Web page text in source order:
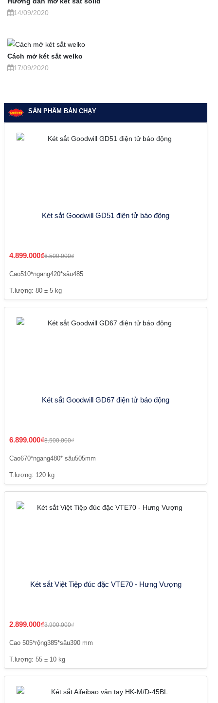
14/09/2020
Cách mở két sắt welko
17/09/2020
SẢN PHẨM BÁN CHẠY
Két sắt Goodwill GD51 điện tử báo động
4.899.000₫6.500.000₫
Cao510*ngang420*sâu485
T.lượng: 80 ± 5 kg
Két sắt Goodwill GD67 điện tử báo động
6.899.000₫8.500.000₫
Cao670*ngang480* sâu505mm
T.lượng: 120 kg
Két sắt Việt Tiệp đúc đặc VTE70 - Hưng Vượng
2.899.000₫3.900.000₫
Cao 505*rộng385*sâu390 mm
T.lượng: 55 ± 10 kg